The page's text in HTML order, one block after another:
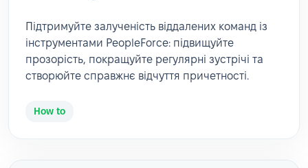
Підтримуйте залученість віддалених команд із
інструментами PeopleForce: підвищуйте
прозорість, покращуйте регулярні зустрічі та
створюйте справжнє відчуття причетності.
How to